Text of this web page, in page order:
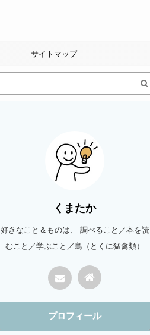
サイトマップ
くまたか
好きなこと＆ものは、 調べること／本を読
むこと／学ぶこと／鳥（とくに猛禽類）
プロフィール